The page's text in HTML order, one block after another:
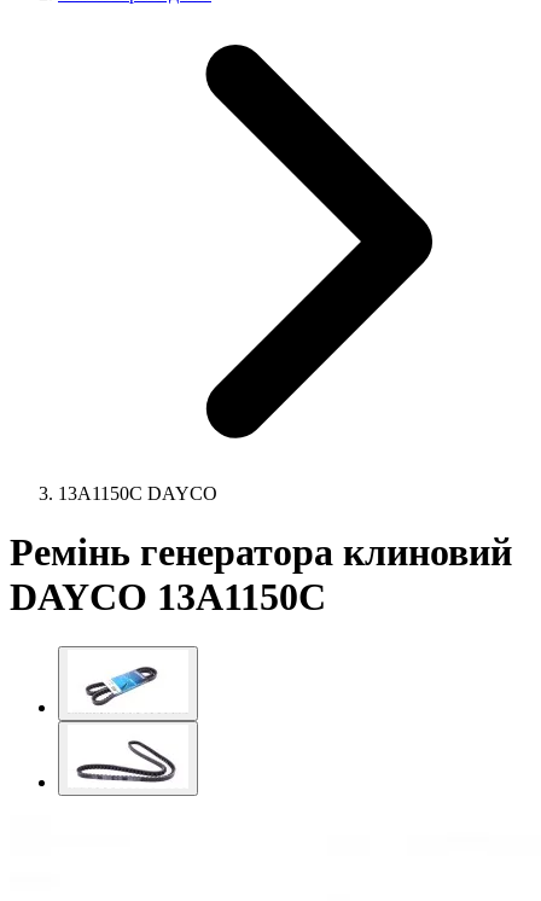
13A1150C DAYCO
Ремінь генератора клиновий
DAYCO 13A1150C